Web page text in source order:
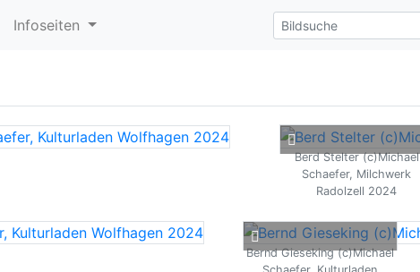
Infoseiten
Berd Stelter (c)Michael
Schaefer, Milchwerk
Radolzell 2024
Bernd Gieseking (c)Michael